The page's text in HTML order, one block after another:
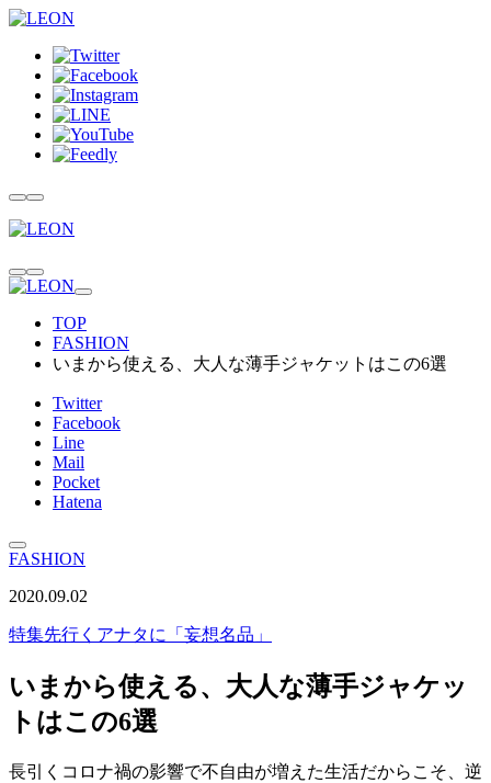
TOP
FASHION
いまから使える、大人な薄手ジャケットはこの6選
Twitter
Facebook
Line
Mail
Pocket
Hatena
FASHION
2020.09.02
特集先行くアナタに「妄想名品」
いまから使える、大人な薄手ジャケッ
トはこの6選
長引くコロナ禍の影響で不自由が増えた生活だからこそ、逆